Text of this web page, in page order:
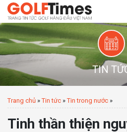
TIN
Trang chủ »Tin tức »Tin trong nước »
Tinh thần thiện